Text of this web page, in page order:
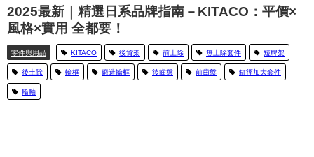
2025最新｜精選日系品牌指南－KITACO：平價×
風格×實用 全都要！
零件與用品 KITACO 後貨架 前土除 無土除套件 短牌架
後土除 輪框 鍛造輪框 後齒盤 前齒盤 缸徑加大套件
輪軸